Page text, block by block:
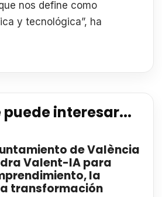
nos define como
y tecnológica”, ha
interesar...
de València
Valent-IA para
la
transformación